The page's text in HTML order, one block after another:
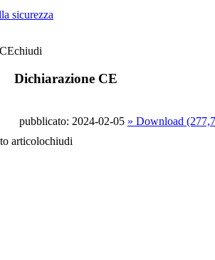
sicurezza
chiudi
Dichiarazione CE
pubblicato: 2024-02-05 » Download
articolochiudi